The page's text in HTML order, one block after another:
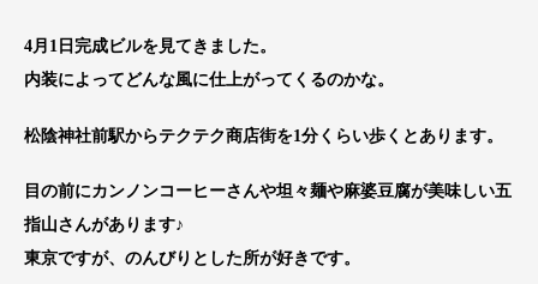
4月1日完成ビルを見てきました。
内装によってどんな風に仕上がってくるのかな。
松陰神社前駅からテクテク商店街を1分くらい歩くとあります。
目の前にカンノンコーヒーさんや坦々麺や麻婆豆腐が美味しい五
指山さんがあります♪
東京ですが、のんびりとした所が好きです。